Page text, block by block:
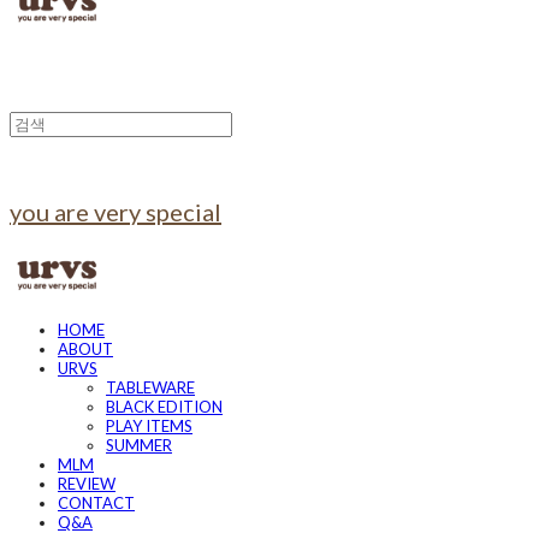
you are very special
HOME
ABOUT
URVS
TABLEWARE
BLACK EDITION
PLAY ITEMS
SUMMER
MLM
REVIEW
CONTACT
Q&A